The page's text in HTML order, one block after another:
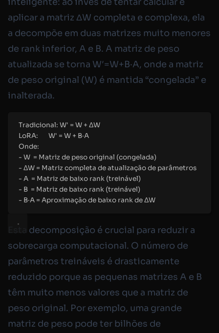
aplicar a matriz ΔW completa e complexa, ela
a decompõe em duas matrizes muito menores
de rank inferior, A e B. A matriz de peso
atualizada se torna W′=W+B·A, onde a matriz
de peso original (W) é mantida “congelada” e
inalterada.
Tradicional: W' = W + ΔW
LoRA:       W' = W + B·A
Onde:
- W  = Matriz de peso original (congelada)
- ΔW = Matriz completa de atualização de parâmetros
- A  = Matriz de baixo rank (treinável)
- B  = Matriz de baixo rank (treinável)
- B·A = Aproximação de baixo rank de ΔW
Esta decomposição é crucial para reduzir a
sobrecarga computacional. O número de
parâmetros treináveis é drasticamente
reduzido porque as pequenas matrizes A e B
têm muito menos valores que a matriz de
peso original. Por exemplo, uma grande
matriz de peso pode ter bilhões de